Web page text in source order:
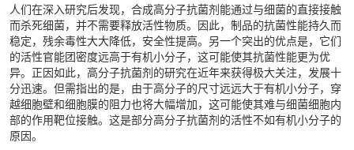
人们在深入研究后发现，合成高分子抗菌剂能通过与细菌的直接接触
而杀死细菌，并不需要释放活性物质。因此，制品的抗菌性能持久而
稳定，残余毒性大大降低，安全性提高。另一个突出的优点是，它们
的活性官能团密度远高于有机小分子，这可能使其抗菌性能更为优
异。正因如此， 高分子抗菌剂的研究在近年来获得极大关注，发展十
分迅速。但需指出的是，由于高分子的尺寸远远大于有机小分子，穿
越细胞壁和细胞膜的阻力也将大幅增加，这可能使其难与细菌细胞内
部的作用靶位接触。这是部分高分子抗菌剂的活性不如有机小分子的
原因。